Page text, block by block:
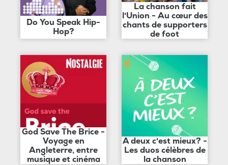
Do You Speak Hip-
Hop?
La chanson fait
l'Union - Au cœur des
chants de supporters
de foot
God Save The Brice -
Voyage en
Angleterre, entre
musique et cinéma
A deux c'est mieux? -
Les duos célèbres de
la chanson